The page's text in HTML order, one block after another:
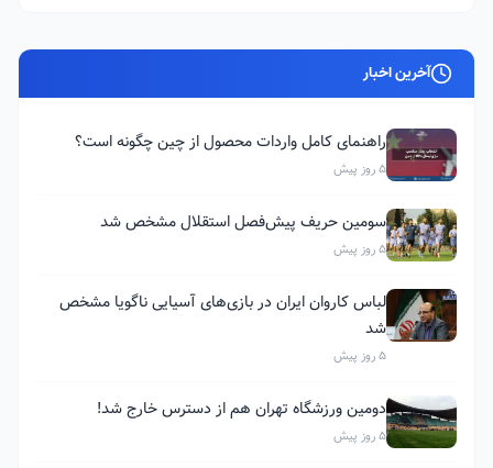
آخرین اخبار
راهنمای کامل واردات محصول از چین چگونه است؟
5 روز پیش
سومین حریف پیش‌فصل استقلال مشخص شد
5 روز پیش
لباس کاروان ایران در بازی‌های آسیایی ناگویا مشخص
شد
5 روز پیش
دومین ورزشگاه تهران هم از دسترس خارج شد!
5 روز پیش